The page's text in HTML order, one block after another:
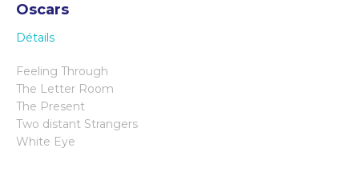
Oscars
Détails
Feeling Through
The Letter Room
The Present
Two distant Strangers
White Eye